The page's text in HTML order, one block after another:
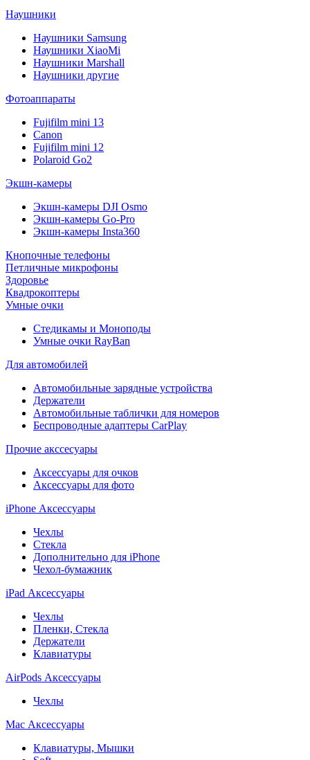
Наушники
Наушники Samsung
Наушники XiaoMi
Наушники Marshall
Наушники другие
Фотоаппараты
Fujifilm mini 13
Canon
Fujifilm mini 12
Polaroid Go2
Экшн-камеры
Экшн-камеры DJI Osmo
Экшн-камеры Go-Pro
Экшн-камеры Insta360
Кнопочные телефоны
Петличные микрофоны
Здоровье
Квадрокоптеры
Умные очки
Стедикамы и Моноподы
Умные очки RayBan
Для автомобилей
Автомобильные зарядные устройства
Держатели
Автомобильные таблички для номеров
Беспроводные адаптеры CarPlay
Прочие акссесуары
Аксессуары для очков
Аксессуары для фото
iPhone Аксессуары
Чехлы
Стекла
Дополнительно для iPhone
Чехол-бумажник
iPad Аксессуары
Чехлы
Пленки, Стекла
Держатели
Клавиатуры
AirPods Аксессуары
Чехлы
Mac Аксессуары
Клавиатуры, Мышки